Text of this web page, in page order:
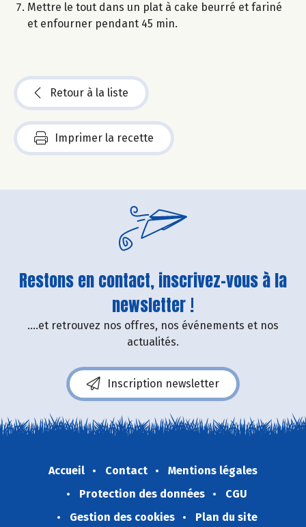
Mettre le tout dans un plat à cake beurré et fariné
et enfourner pendant 45 min.
Retour à la liste
Imprimer la recette
Restons en contact, inscrivez-vous à la
newsletter !
....et retrouvez nos offres, nos événements et nos
actualités.
Inscription newsletter
Accueil Contact
Mentions légales
Protection des données
CGU
Gestion des cookies
Plan du site